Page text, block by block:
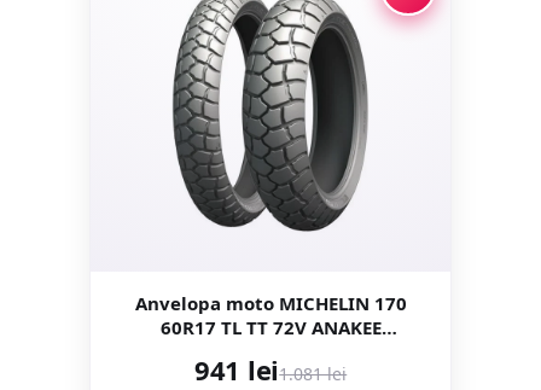
Anvelopa moto MICHELIN 170
60R17 TL TT 72V ANAKEE
941 lei1.081 lei